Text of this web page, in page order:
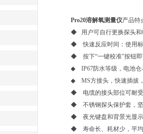
Pro20溶解氧测量仪产品特
◆ 用户可自行更换探头和
◆ 快速反应时间：使用标
◆ 按下“一键校准”按钮即
◆ IP67防水等级，电池仓
◆ MS方接头，快速插拔
◆ 电缆的接头部位可耐受
◆ 不锈钢探头保护套，坚
◆ 夜光键盘和背景光显示
◆ 寿命长、耗材少，平均